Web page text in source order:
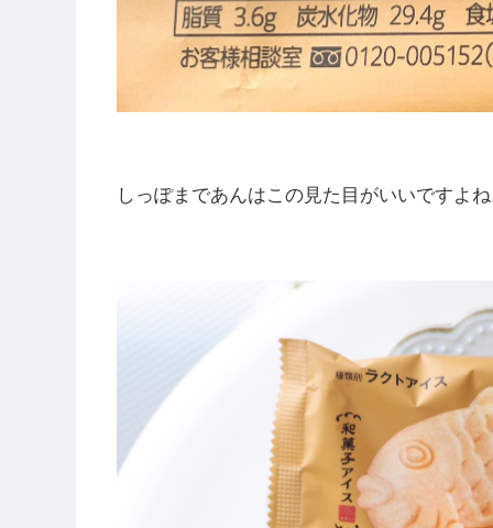
しっぽまであんはこの見た目がいいですよ